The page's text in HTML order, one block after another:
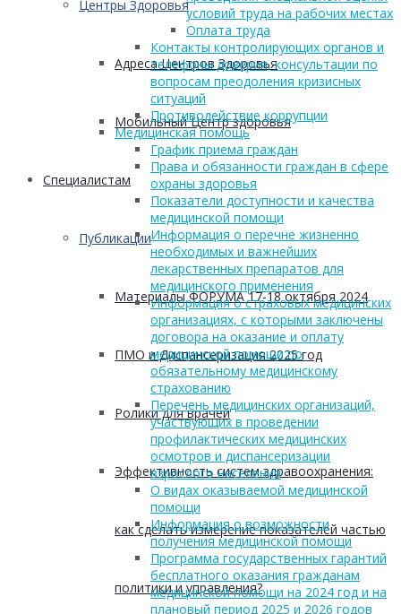
Центры Здоровья
Адреса Центров Здоровья
Мобильный Центр здоровья
Cпециалистам
Публикации
Материалы ФОРУМА 17-18 октября 2024
ПМО и Диспансеризация 2025 год
Ролики для врачей
Эффективность систем здравоохранения:
как сделать измерение показателей частью
политики и управления?
условий труда на рабочих местах
Оплата труда
Контакты контролирующих органов и
телефоны доверия, консультации по
вопросам преодоления кризисных
ситуаций
Противодействие коррупции
Медицинская помощь
График приема граждан
Права и обязанности граждан в сфере
охраны здоровья
Показатели доступности и качества
медицинской помощи
Информация о перечне жизненно
необходимых и важнейших
лекарственных препаратов для
медицинского применения
Информация о страховых медицинских
организациях, с которыми заключены
договора на оказание и оплату
медицинской помощи по
обязательному медицинскому
страхованию
Перечень медицинских организаций,
участвующих в проведении
профилактических медицинских
осмотров и диспансеризации
взрослого населения
О видах оказываемой медицинской
помощи
Информация о возможности
получения медицинской помощи
Программа государственных гарантий
бесплатного оказания гражданам
медицинской помощи на 2024 год и на
плановый период 2025 и 2026 годов